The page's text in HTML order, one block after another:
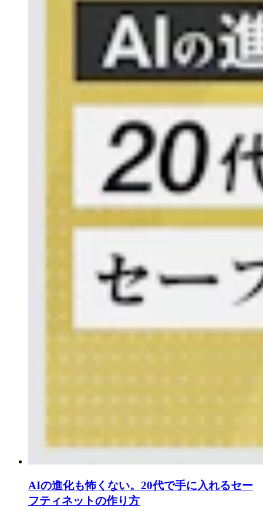
AIの進化も怖くない。20代で手に入れるセー
フティネットの作り方